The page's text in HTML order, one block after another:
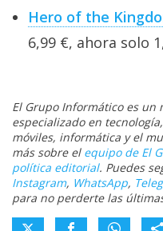
Hero of the
6,99 €, ahora solo
El Grupo Informático es
especializado en
móviles, informática y el
más sobre el equipo de El
política editorial. Puedes
Instagram, WhatsApp,
para no perderte las